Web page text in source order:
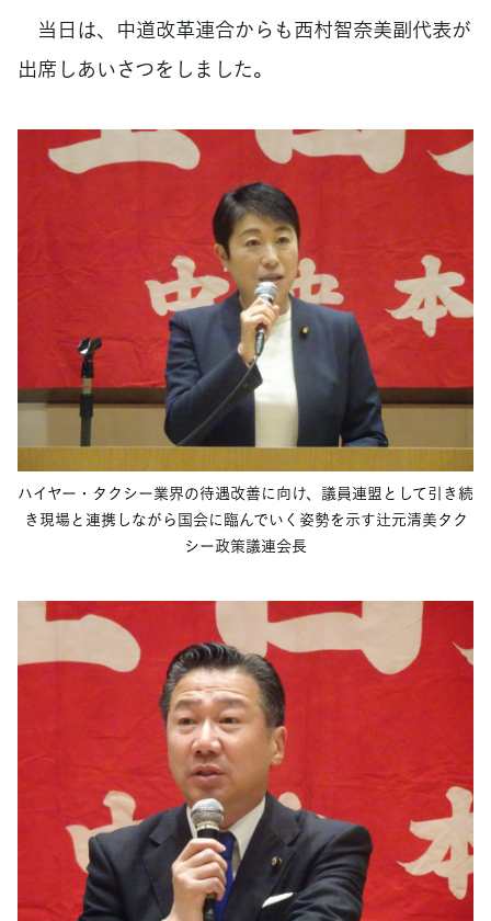
当日は、中道改革連合からも西村智奈美副代表が
出席しあいさつをしました。
ハイヤー・タクシー業界の待遇改善に向け、議員連盟として引き続
き現場と連携しながら国会に臨んでいく姿勢を示す辻元清美タク
シー政策議連会長